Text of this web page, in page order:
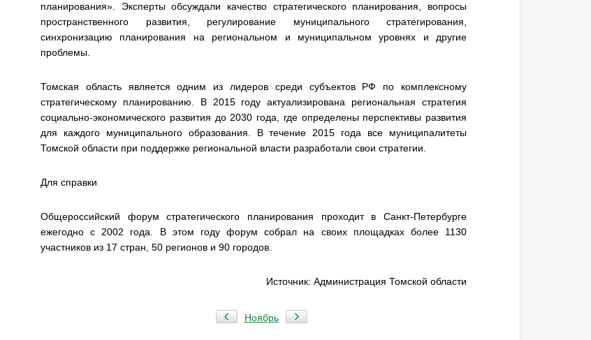
планирования». Эксперты обсуждали качество стратегического планирования, вопросы
пространственного развития, регулирование муниципального стратегирования,
синхронизацию планирования на региональном и муниципальном уровнях и другие
проблемы.
Томская область является одним из лидеров среди субъектов РФ по комплексному
стратегическому планированию. В 2015 году актуализирована региональная стратегия
социально-экономического развития до 2030 года, где определены перспективы развития
для каждого муниципального образования. В течение 2015 года все муниципалитеты
Томской области при поддержке региональной власти разработали свои стратегии.
Для справки
Общероссийский форум стратегического планирования проходит в Санкт-Петербурге
ежегодно с 2002 года. В этом году форум собрал на своих площадках более 1130
участников из 17 стран, 50 регионов и 90 городов.
Источник: Администрация Томской области
Ноябрь